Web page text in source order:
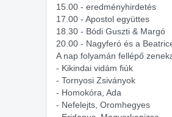
15.00 - eredményhirdetés
17.00 - Apostol együttes
18.30 - Bódi Guszti & Margó
20.00 - Nagyferó és a
A nap folyamán fellépő
- Kikindai vidám fiúk
- Tornyosi Zsiványok
- Homokóra, Ada
- Nefelejts, Oromhegyes